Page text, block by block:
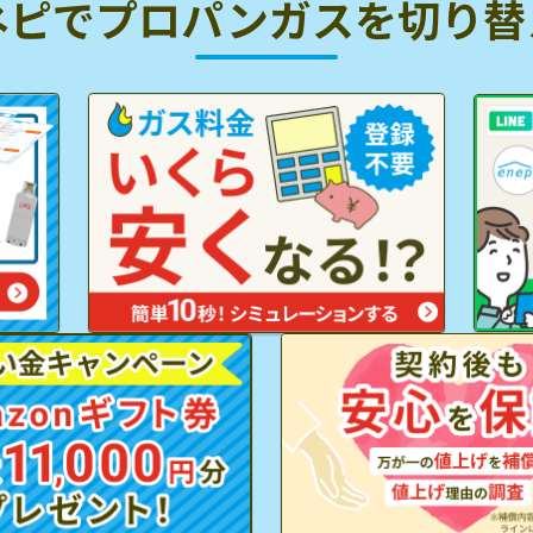
でプロパンガスを切り